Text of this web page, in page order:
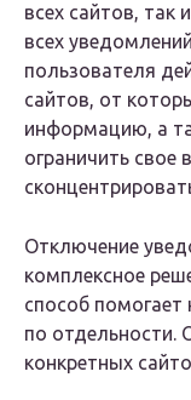
всех сайтов,
всех
пользователя
сайтов, от
информацию, а
ограничить свое
Отключение
комплексное
способ помогает
по отдельности.
конкретных